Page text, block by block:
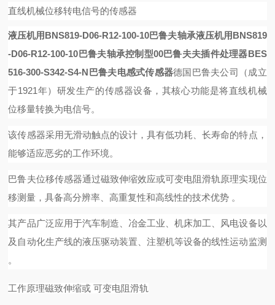
直线机械位移转电信号的传感器
液压机用BNS819-D06-R12-100-10巴鲁夫轴承液压机用BNS819
-D06-R12-100-10巴鲁夫轴承控制 型00巴鲁夫夫插件处理器BES
516-300-S342-S4-N巴鲁夫电感式传感器德国巴鲁夫公司（成立
于1921年）研发生产的传感器设备，其核心功能是将直线机械
位移量转换为电信号。
该传感器采用无滑动触点的设计，具有低功耗、长寿命的特点，
能够适应恶劣的工作环境。
巴鲁夫位移传感器通过磁致伸缩效应或可变电阻滑轨原理实现位
移测量，具备高分辨率、高重复性和高线性的技术优势 。
其产品广泛应用于汽车制造、冶金工业、机床加工、风电设备以
及自动化生产线的液压驱动装置、注塑机等设备的线性运动监测
。
工作原理磁致伸缩或 可变电阻滑轨